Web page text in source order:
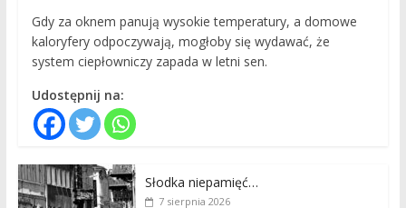
Gdy za oknem panują wysokie temperatury, a domowe
kaloryfery odpoczywają, mogłoby się wydawać, że
system ciepłowniczy zapada w letni sen.
Udostępnij na:
Słodka niepamięć…
7 sierpnia 2026